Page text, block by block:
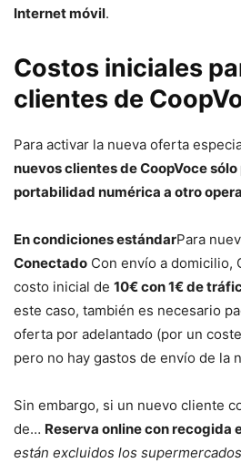
Internet móvil.
Costos iniciales
clientes de
Para activar la nueva oferta
nuevos clientes de CoopVoce
portabilidad numérica a otro
En condiciones estándarPara
Conectado Con envío a domicilio,
costo inicial de 10€ con 1€ de
este caso, también es necesario
oferta por adelantado (por un
pero no hay gastos de envío de la
Sin embargo, si un nuevo cliente
de… Reserva online con recogida
están excluidos los